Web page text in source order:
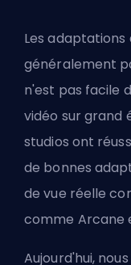
Les adaptations
généralement
n'est pas facile
vidéo sur grand
studios ont
de bonnes
de vue réelle
comme Arcane
Aujourd'hui,